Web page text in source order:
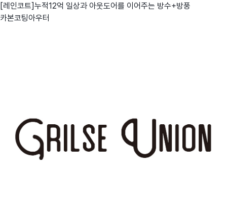
[레인코트]누적12억 일상과 아웃도어를 이어주는 방수+방풍
카본코팅아우터